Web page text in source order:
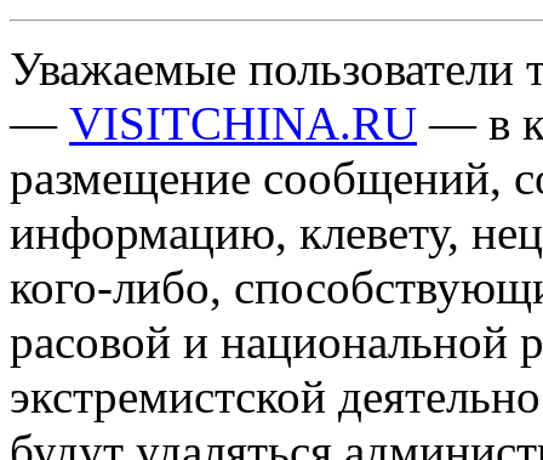
Уважаемые пользователи
— VISITCHINA.RU — в
размещение сообщений,
информацию, клевету,
кого-либо,
расовой и национальной
экстремистской